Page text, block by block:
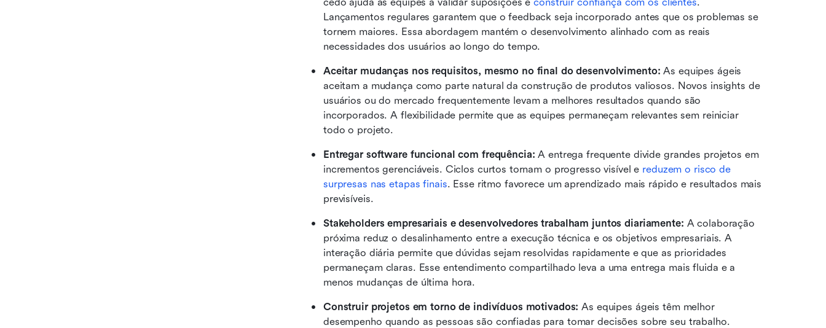
Lançamentos regulares garantem que o feedback seja incorporado antes que os problemas se
tornem maiores. Essa abordagem mantém o desenvolvimento alinhado com as reais
necessidades dos usuários ao longo do tempo.
Aceitar mudanças nos requisitos, mesmo no final do desenvolvimento: As equipes ágeis
aceitam a mudança como parte natural da construção de produtos valiosos. Novos insights de
usuários ou do mercado frequentemente levam a melhores resultados quando são
incorporados. A flexibilidade permite que as equipes permaneçam relevantes sem reiniciar
todo o projeto.
Entregar software funcional com frequência: A entrega frequente divide grandes projetos em
incrementos gerenciáveis. Ciclos curtos tornam o progresso visível e reduzem o risco de
surpresas nas etapas finais. Esse ritmo favorece um aprendizado mais rápido e resultados mais
previsíveis.
Stakeholders empresariais e desenvolvedores trabalham juntos diariamente: A colaboração
próxima reduz o desalinhamento entre a execução técnica e os objetivos empresariais. A
interação diária permite que dúvidas sejam resolvidas rapidamente e que as prioridades
permaneçam claras. Esse entendimento compartilhado leva a uma entrega mais fluida e a
menos mudanças de última hora.
Construir projetos em torno de indivíduos motivados: As equipes ágeis têm melhor
desempenho quando as pessoas são confiadas para tomar decisões sobre seu trabalho.